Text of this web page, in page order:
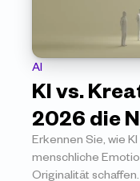
AI
KI vs.
2026 die
Erkennen Sie, wie
menschliche
Originalität schaffen.